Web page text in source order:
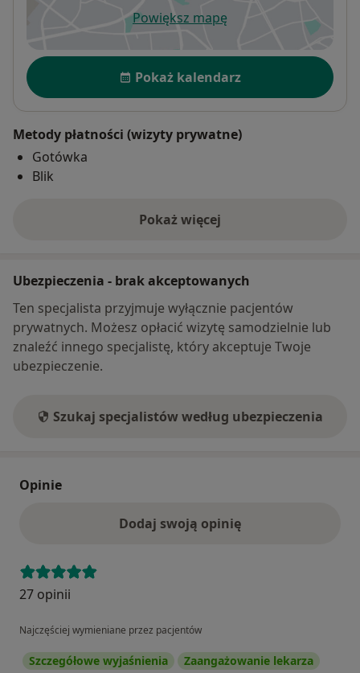
Powiększ mapęotwiera się w nowej karcie
Dostępność
Pokaż kalendarz
Metody płatności (wizyty prywatne)
Gotówka
Blik
Pokaż więcej
o adresie
Ubezpieczenia - brak akceptowanych
Ten specjalista przyjmuje wyłącznie pacjentów
prywatnych. Możesz opłacić wizytę samodzielnie lub
znaleźć innego specjalistę, który akceptuje Twoje
ubezpieczenie.
Szukaj specjalistów według ubezpieczenia
Opinie
Dodaj swoją opinię
27 opinii
Najczęściej wymieniane przez pacjentów
Szczegółowe wyjaśnienia Zaangażowanie lekarza